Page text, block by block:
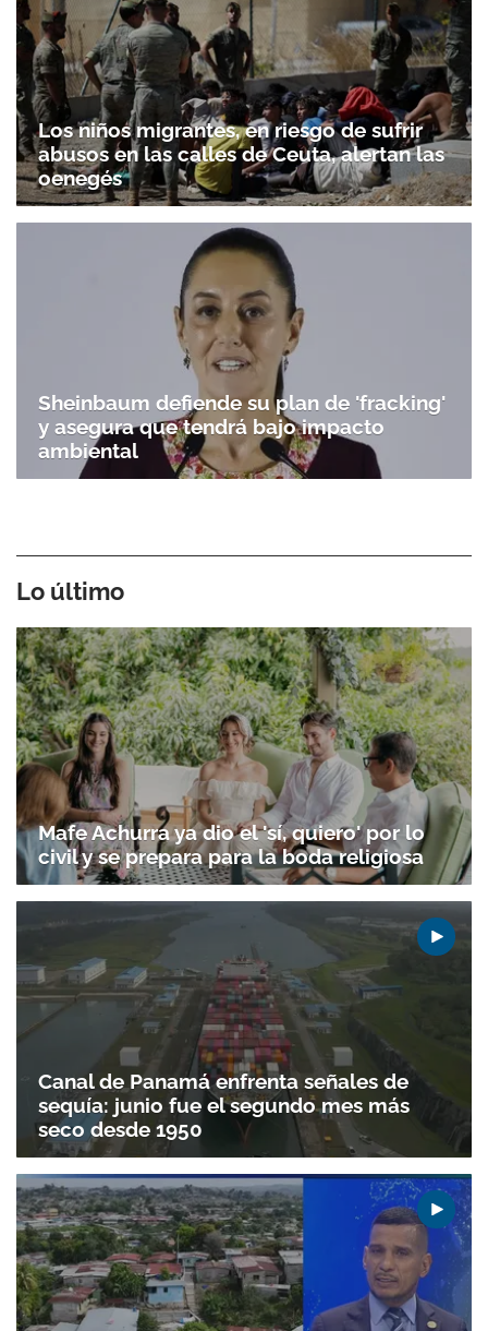
Los niños migrantes, en riesgo de sufrir
abusos en las calles de Ceuta, alertan las
oenegés
Sheinbaum defiende su plan de 'fracking'
y asegura que tendrá bajo impacto
ambiental
Lo último
Mafe Achurra ya dio el 'sí, quiero' por lo
civil y se prepara para la boda religiosa
Canal de Panamá enfrenta señales de
sequía: junio fue el segundo mes más
seco desde 1950